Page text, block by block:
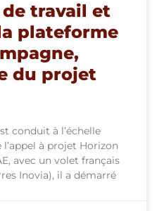
travail et
plateforme
du projet
conduit à l’échelle
à projet Horizon
avec un volet français
Inovia), il a démarré